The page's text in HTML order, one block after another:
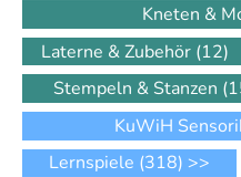
Kneten &
Laterne & Zubehör (12)
Stempeln & Stanzen
KuWiH
Lernspiele (318) >>